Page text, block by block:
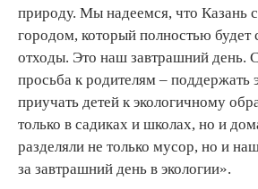
природу. Мы надеемся, что Казань
городом, который полностью будет
отходы. Это наш завтрашний день.
просьба к родителям – поддержать
приучать детей к экологичному
только в садиках и школах, но и
разделяли не только мусор, но и
за завтрашний день в экологии».